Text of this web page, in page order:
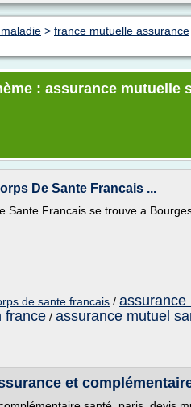
> france mutuelle assurance
: assurance mutuelle
De Sante Francais ...
Sante Francais se trouve a
de sante francais / assurance
france / assurance mutuel
et